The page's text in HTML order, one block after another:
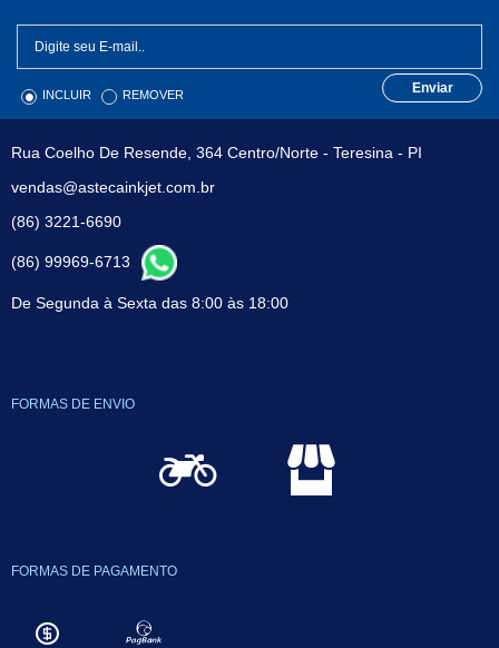
INCLUIR REMOVER Enviar
Rua Coelho De Resende, 364 Centro/Norte - Teresina - PI
vendas@astecainkjet.com.br
(86) 3221-6690
(86) 99969-6713
De Segunda à Sexta das 8:00 às 18:00
FORMAS DE ENVIO
FORMAS DE PAGAMENTO